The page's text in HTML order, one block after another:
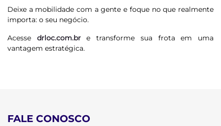
Deixe a mobilidade com a gente e foque no que realmente
importa: o seu negócio.
Acesse drloc.com.br
e transforme sua frota em uma
vantagem estratégica.
FALE CONOSCO